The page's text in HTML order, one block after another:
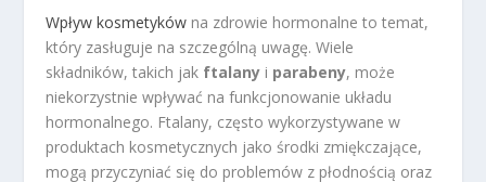
Wpływ kosmetyków na zdrowie hormonalne to temat,
który zasługuje na szczególną uwagę. Wiele
składników, takich jak ftalany i parabeny, może
niekorzystnie wpływać na funkcjonowanie układu
hormonalnego. Ftalany, często wykorzystywane w
produktach kosmetycznych jako środki zmiękczające,
mogą przyczyniać się do problemów z płodnością oraz